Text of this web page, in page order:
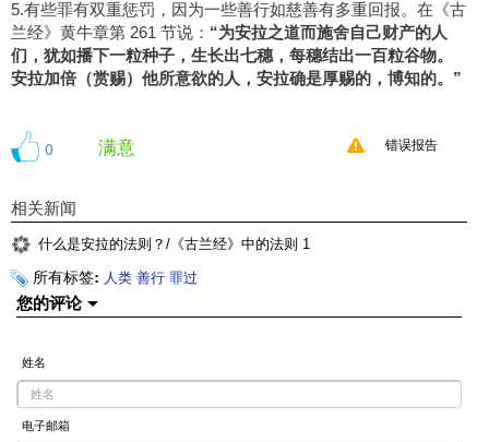
5.有些罪有双重惩罚，因为一些善行如慈善有多重回报。在《古
兰经》黄牛章第 261 节说： “为安拉之道而施舍自己财产的人
们，犹如播下一粒种子，生长出七穗，每穗结出一百粒谷物。
安拉加倍（赏赐）他所意欲的人，安拉确是厚赐的，博知的。”
0 满意 错误报告
相关新闻
什么是安拉的法则？/《古兰经》中的法则 1
所有标签: 人类 善行 罪过
您的评论
姓名
电子邮箱